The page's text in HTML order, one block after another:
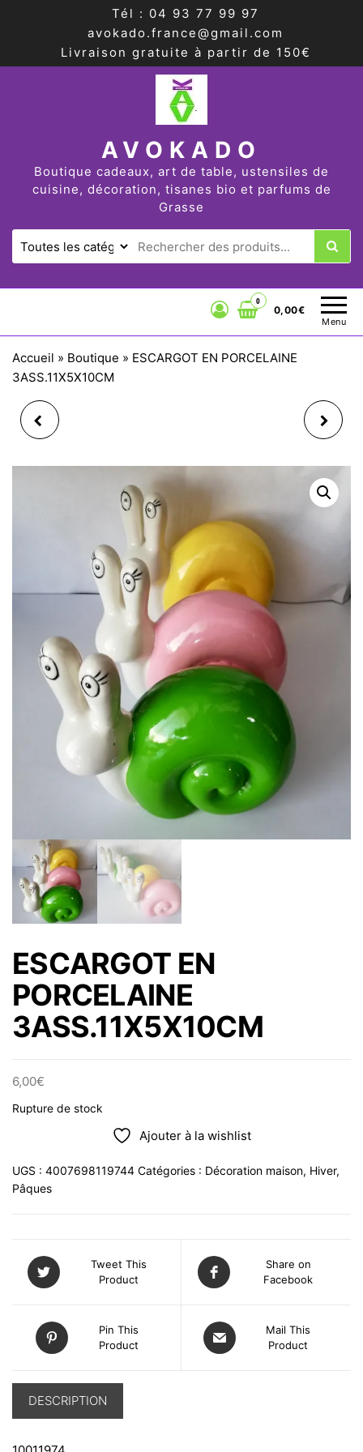
Tél : 04 93 77 99 97
avokado.france@gmail.com
Livraison gratuite à partir de 150€
AVOKADO
Boutique cadeaux, art de table, ustensiles de
cuisine, décoration, tisanes bio et parfums de
Grasse
Menu
0
0,00€
Accueil » Boutique » ESCARGOT EN PORCELAINE
3ASS.11X5X10CM
45X62CM 100%
NYLON, 6 ASS.
(MODÈLE ALÉATOIRE)
ESCARGOT EN
PORCELAINE
3ASS.11X5X10CM
6,00€
Rupture de stock
Ajouter à la wishlist
UGS : 4007698119744 Catégories : Décoration maison, Hiver,
Pâques
Tweet This
Product
Share on
Facebook
Pin This
Product
Mail This
Product
DESCRIPTION